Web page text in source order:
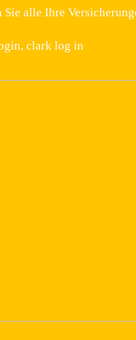
alle Ihre
clark log in